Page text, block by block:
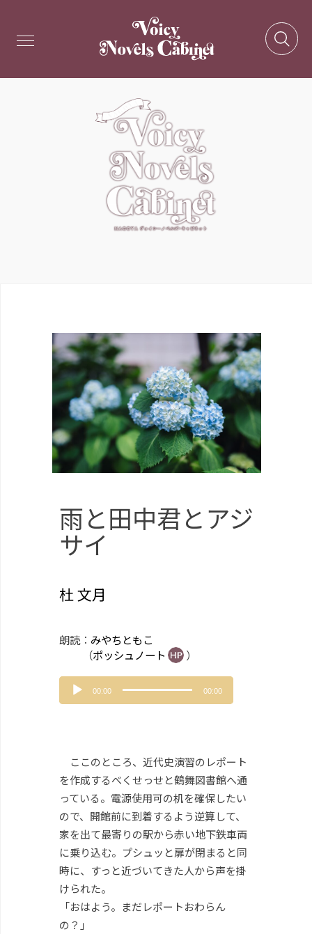
雨と田中君とアジ
サイ
杜 文月
朗読： みやちともこ
（ポッシュノート ）
音
ー
00:00 00:00
ここのところ、近代史演習のレポート
を作成するべくせっせと鶴舞図書館へ通
っている。電源使用可の机を確保したい
ので、開館前に到着するよう逆算して、
家を出て最寄りの駅から赤い地下鉄車両
に乗り込む。プシュッと扉が閉まると同
時に、すっと近づいてきた人から声を掛
けられた。
「おはよう。まだレポートおわらん
の？」